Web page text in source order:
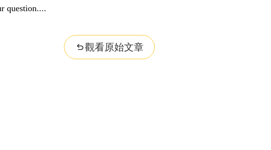
question...
觀看原始文章